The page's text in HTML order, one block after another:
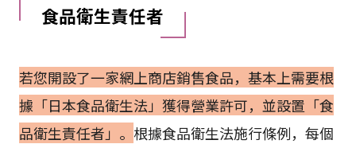
食品衛生責任者
若您開設了一家網上商店銷售食品，基本上需要根
據「日本食品衛生法」獲得營業許可，並設置「食
品衛生責任者」。 根據食品衛生法施行條例，每個